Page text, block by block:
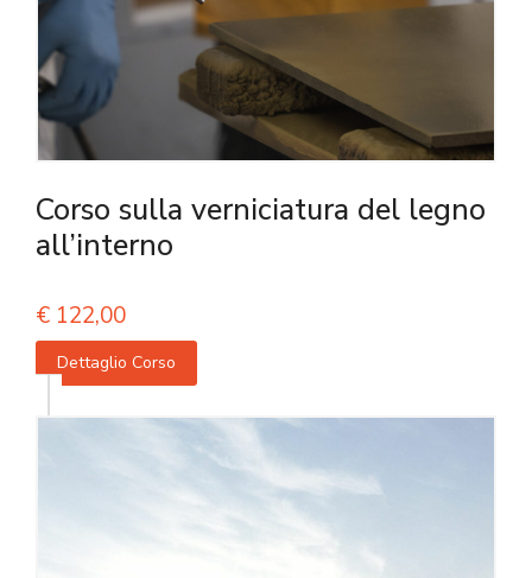
Corso sulla verniciatura del legno
all’interno
€ 122,00
Dettaglio Corso